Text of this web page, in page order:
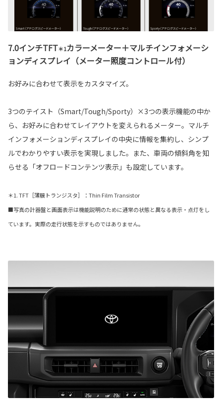
7.0インチTFT＊1カラーメーター＋マルチインフォメーシ
ョンディスプレイ（メーター照度コントロール付）
お好みに合わせて表示をカスタマイズ。
3つのテイスト（Smart/Tough/Sporty）×3つの表示機能の中か
ら、お好みに合わせてレイアウトを変えられるメーター。マルチ
インフォメーションディスプレイの中央に情報を集約し、シンプ
ルでわかりやすい表示を実現しました。また、車両の傾斜角を知
らせる「オフロードコンテンツ表示」も設定しています。
＊1. TFT［薄膜トランジスタ］：Thin Film Transistor
■写真の計器盤と画面表示は機能説明のために通常の状態と異なる表示・点灯をし
ています。実際の走行状態を示すものではありません。